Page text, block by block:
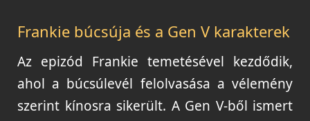
Frankie búcsúja és a Gen V karakterek
Az epizód Frankie temetésével kezdődik,
ahol a búcsúlevél felolvasása a vélemény
szerint kínosra sikerült. A Gen V-ből ismert